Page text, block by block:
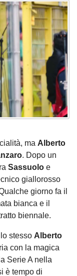
ma Alberto
. Dopo un
Sassuolo e
giallorosso
giorno fa il
bianca e il
biennale.
stesso Alberto
con la magica
Serie A nella
è tempo di